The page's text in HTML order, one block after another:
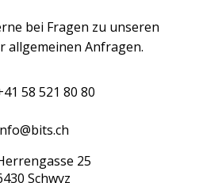
bei Fragen zu unseren
allgemeinen Anfragen.
58 521 80 80
25
Schwyz